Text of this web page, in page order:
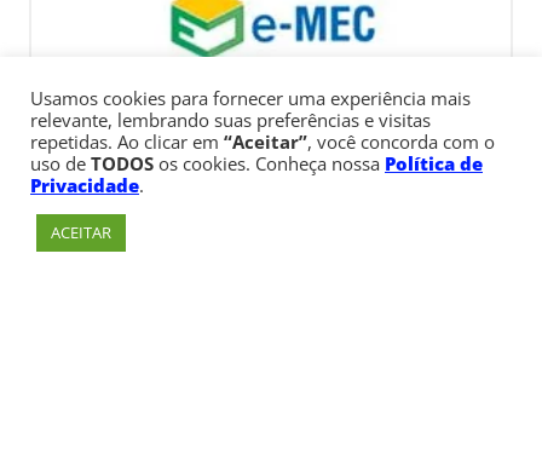
Usamos cookies para fornecer uma experiência mais
relevante, lembrando suas preferências e visitas
repetidas. Ao clicar em “Aceitar”, você concorda com o
uso de TODOS os cookies. Conheça nossa Política de
Privacidade.
ACEITAR